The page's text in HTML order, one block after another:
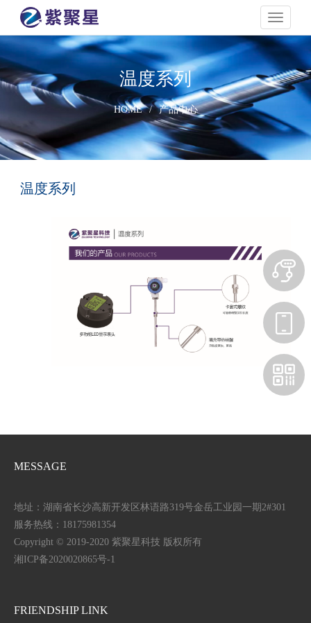
温度系列
HOME / 产品中心
温度系列
MESSAGE
地址：湖南省长沙高新开发区林语路319号金岳工业园一期2#301
服务热线：18175981354
Copyright © 2019-2020 紫聚星科技 版权所有
湘ICP备2020020865号-1
FRIENDSHIP LINK